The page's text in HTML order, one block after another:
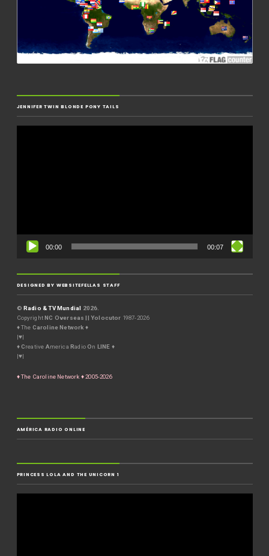
JENNIFER TWIN BLONDE PONY TAILS
00:00 00:07
DESIGNED BY WEBSITEFELLAS STAFF
© Radio & TV Mundial
2026.
Copyright NC Overseas || Yolocutor 1987-2026
♦ The Caroline Network ♦
|♥|
♦Creative America RadioOn LINE ♦
|♥|
♦ The Caroline Network ♦ 2005-2026
AMÉRICA RADIO ONLINE
PRINCESS LOLA AND THE UNICORN 1